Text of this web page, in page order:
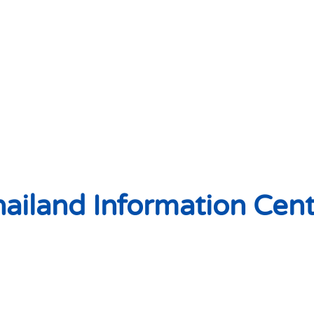
Information